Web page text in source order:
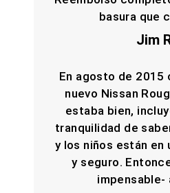
basura que
Jim
En agosto de 2015
nuevo Nissan
estaba bien,
tranquilidad de
y los niños están en
y seguro.
impensable-